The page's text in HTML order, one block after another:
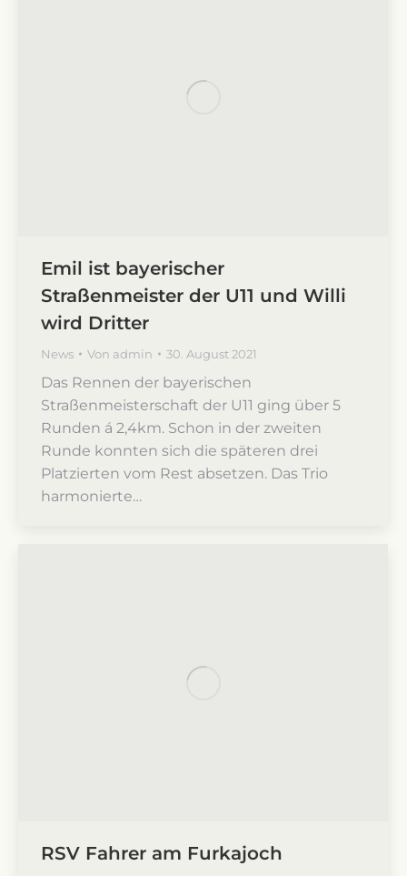
Emil ist bayerischer
Straßenmeister der U11 und Willi
wird Dritter
News Von admin 30. August 2021
Das Rennen der bayerischen
Straßenmeisterschaft der U11 ging über 5
Runden á 2,4km. Schon in der zweiten
Runde konnten sich die späteren drei
Platzierten vom Rest absetzen. Das Trio
harmonierte…
RSV Fahrer am Furkajoch